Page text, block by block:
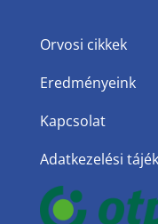
Orvosi cikkek
Eredményeink
Kapcsolat
Adatkezelési